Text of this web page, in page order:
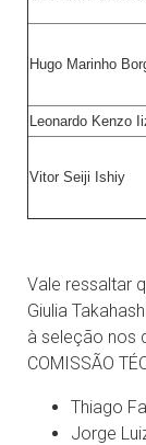
Hugo Marinho
Leonardo Kenzo
Vitor Seiji Ishiy
Vale ressaltar
Giulia
à seleção nos
COMISSÃO
Thiago
Jorge